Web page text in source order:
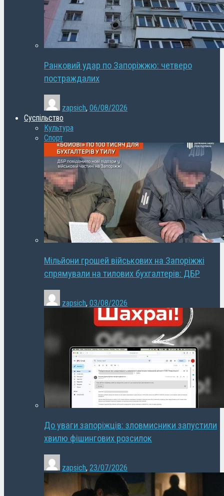
Ранковий удар по Запоріжжю: четверо
постраждалих
zapsich, 06/08/2026
Суспільство
Культура
Спорт
Мільйони грошей військових на Запоріжжі
спрямували на тилових бухгалтерів: ДБР
zapsich, 03/08/2026
До уваги запоріжців: зловмисники запустили
хвилю фішингових розсилок
zapsich, 23/07/2026